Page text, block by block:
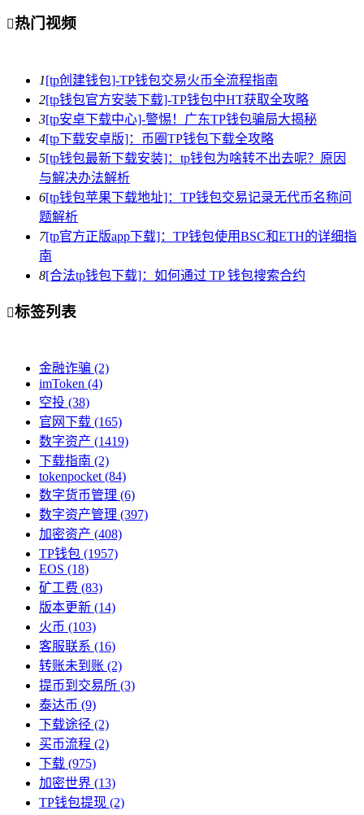
热门视频
1[tp创建钱包]-TP钱包交易火币全流程指南
2[tp钱包官方安装下载]-TP钱包中HT获取全攻略
3[tp安卓下载中心]-警惕！广东TP钱包骗局大揭秘
4[tp下载安卓版]：币圈TP钱包下载全攻略
5[tp钱包最新下载安装]：tp钱包为啥转不出去呢？原因
与解决办法解析
6[tp钱包苹果下载地址]：TP钱包交易记录无代币名称问
题解析
7[tp官方正版app下载]：TP钱包使用BSC和ETH的详细指
南
8[合法tp钱包下载]：如何通过 TP 钱包搜索合约
标签列表
金融诈骗 (2)
imToken (4)
空投 (38)
官网下载 (165)
数字资产 (1419)
下载指南 (2)
tokenpocket (84)
数字货币管理 (6)
数字资产管理 (397)
加密资产 (408)
TP钱包 (1957)
EOS (18)
矿工费 (83)
版本更新 (14)
火币 (103)
客服联系 (16)
转账未到账 (2)
提币到交易所 (3)
泰达币 (9)
下载途径 (2)
买币流程 (2)
下载 (975)
加密世界 (13)
TP钱包提现 (2)